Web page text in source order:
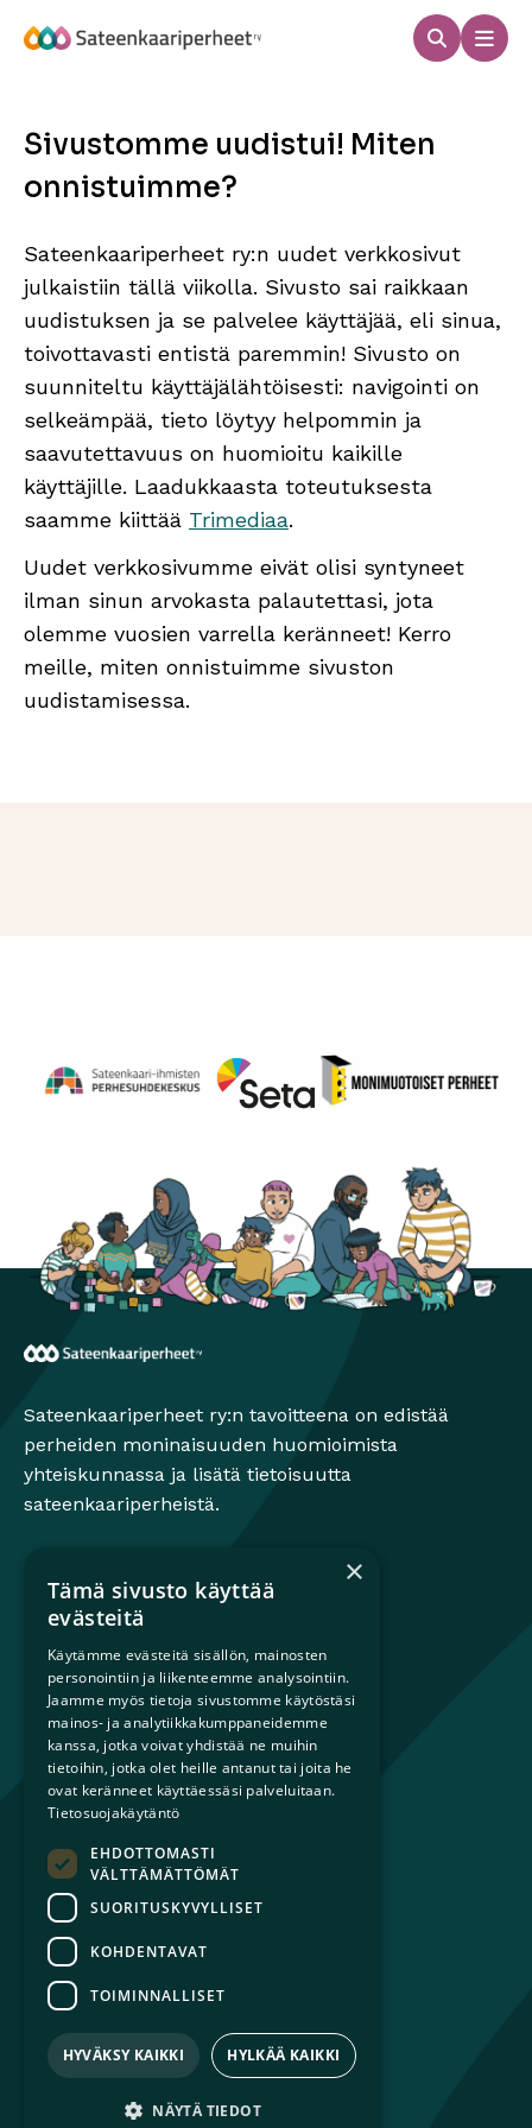
sisältöön
Haku
Sivustomme uudistui! Miten
onnistuimme?
Sateenkaariperheet ry:n uudet verkkosivut
julkaistiin tällä viikolla. Sivusto sai raikkaan
uudistuksen ja se palvelee käyttäjää, eli sinua,
toivottavasti entistä paremmin! Sivusto on
suunniteltu käyttäjälähtöisesti: navigointi on
selkeämpää, tieto löytyy helpommin ja
saavutettavuus on huomioitu kaikille
käyttäjille. Laadukkaasta toteutuksesta
saamme kiittää Trimediaa.
Uudet verkkosivumme eivät olisi syntyneet
ilman sinun arvokasta palautettasi, jota
olemme vuosien varrella keränneet! Kerro
meille, miten onnistuimme sivuston
uudistamisessa.
Sateenkaariperheet ry:n tavoitteena on edistää
perheiden moninaisuuden huomioimista
yhteiskunnassa ja lisätä tietoisuutta
sateenkaariperheistä.
Mikä on sateenkaariperhe?
Lapsiperheille
Ammattilaisille
Päättäjille
Ajankohtaista
Tilaa uutiskirje
Liity jäseneksi
Yhteystiedot
© 2026 Sateenkaariperheet ry
Tietosuojaseloste
Saavutettavuusseloste
Avautuu uuteen ikkunaan
Instagram
Avautuu uuteen ikkunaan
LinkedIn
Avautuu uuteen ikkunaan
×
Tämä sivusto käyttää
evästeitä
Käytämme evästeitä sisällön, mainosten
personointiin ja liikenteemme analysointiin.
Jaamme myös tietoja sivustomme käytöstäsi
mainos- ja analytiikkakumppaneidemme
kanssa, jotka voivat yhdistää ne muihin
tietoihin, jotka olet heille antanut tai joita he
ovat keränneet käyttäessäsi palveluitaan.
Tietosuojakäytäntö
EHDOTTOMASTI
VÄLTTÄMÄTTÖMÄT
SUORITUSKYVYLLISET
KOHDENTAVAT
TOIMINNALLISET
HYVÄKSY KAIKKI HYLKÄÄ KAIKKI
NÄYTÄ TIEDOT